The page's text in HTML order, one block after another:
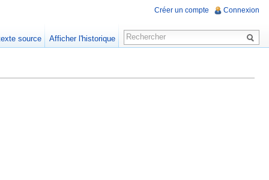
Créer un compte Connexion
source Afficher l'historique